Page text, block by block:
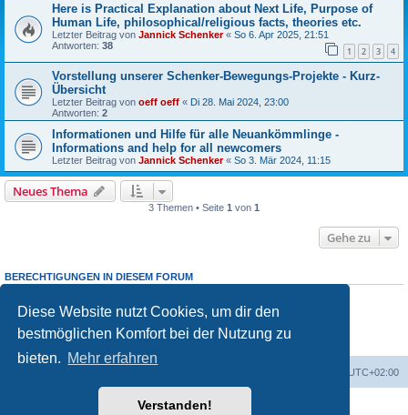
Diese Website nutzt Cookies, um dir den
bestmöglichen Komfort bei der Nutzung zu
bieten. Mehr erfahren
Verstanden!
Here is Practical Explanation about Next Life, Purpose of
Human Life, philosophical/religious facts, theories etc.
Letzter Beitrag von Jannick Schenker« So 6. Apr 2025, 21:51
Antworten: 38 1 2 3 4
Vorstellung unserer Schenker-Bewegungs-Projekte - Kurz-
Übersicht
Letzter Beitrag von oeff oeff « Di 28. Mai 2024, 23:00
Antworten: 2
Informationen und Hilfe für alle Neuankömmlinge -
Informations and help for all newcomers
Letzter Beitrag von Jannick Schenker« So 3. Mär 2024, 11:15
Neues Thema
3 Themen • Seite 1 von 1
Gehe zu
BERECHTIGUNGEN IN DIESEM FORUM
Du darfst keineAntworten zu Themen in diesem Forum erstellen.
Du darfst deine Beiträge in diesem Forumnichtändern.
Du darfst deine Beiträge in diesem Forum nicht löschen.
keine
UTC+02:00
Powered byphpBB® Forum Software © phpBB Limited